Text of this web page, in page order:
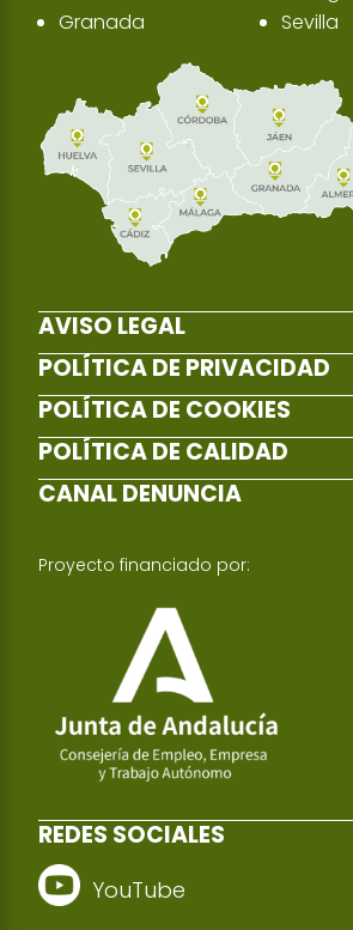
Granada
Sevilla
AVISO LEGAL
POLÍTICA DE PRIVACIDAD
POLÍTICA DE COOKIES
POLÍTICA DE CALIDAD
CANAL DENUNCIA
Proyecto financiado por:
REDES SOCIALES
YouTube